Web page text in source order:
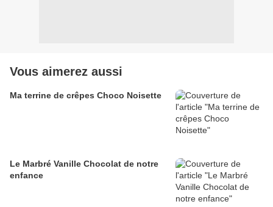
Vous aimerez aussi
Ma terrine de crêpes Choco Noisette
Le Marbré Vanille Chocolat de notre
enfance